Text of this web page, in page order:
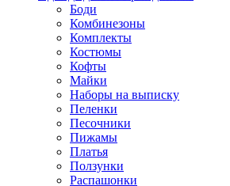
Боди
Комбинезоны
Комплекты
Костюмы
Кофты
Майки
Наборы на выписку
Пеленки
Песочники
Пижамы
Платья
Ползунки
Распашонки